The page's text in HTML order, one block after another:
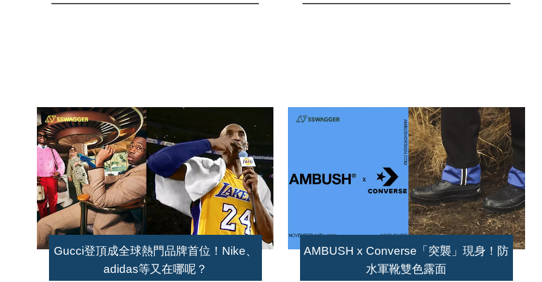
Gucci登頂成全球熱門品牌首位！Nike、
adidas等又在哪呢？
AMBUSH x Converse「突襲」現身！防
水軍靴雙色露面